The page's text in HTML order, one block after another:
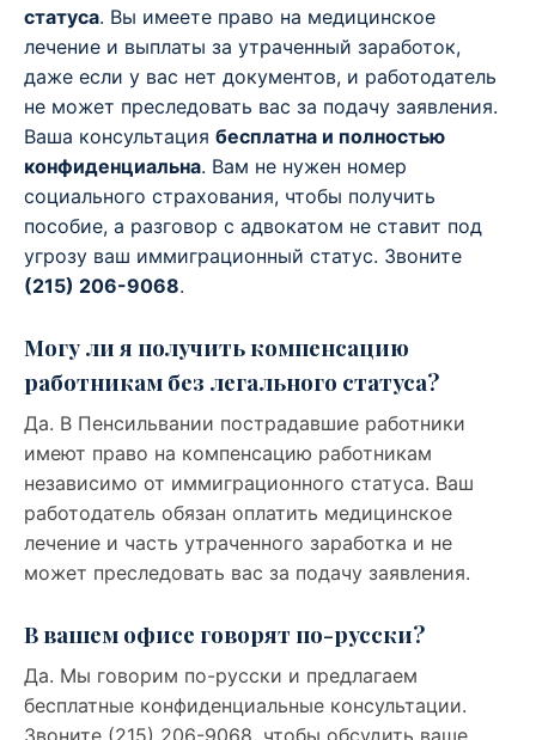
статуса. Вы имеете право на медицинское
лечение и выплаты за утраченный заработок,
даже если у вас нет документов, и работодатель
не может преследовать вас за подачу заявления.
Ваша консультация бесплатна и полностью
конфиденциальна. Вам не нужен номер
социального страхования, чтобы получить
пособие, а разговор с адвокатом не ставит под
угрозу ваш иммиграционный статус. Звоните
(215) 206-9068.
Могу ли я получить компенсацию
работникам без легального статуса?
Да. В Пенсильвании пострадавшие работники
имеют право на компенсацию работникам
независимо от иммиграционного статуса. Ваш
работодатель обязан оплатить медицинское
лечение и часть утраченного заработка и не
может преследовать вас за подачу заявления.
В вашем офисе говорят по-русски?
Да. Мы говорим по-русски и предлагаем
бесплатные конфиденциальные консультации.
Звоните (215) 206-9068, чтобы обсудить ваше